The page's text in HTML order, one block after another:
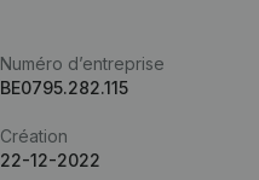
Numéro d’entreprise
BE0795.282.115
Création
22-12-2022